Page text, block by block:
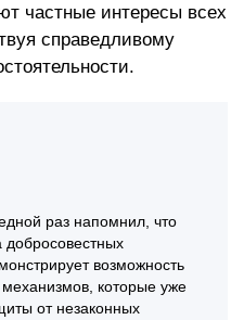
частные интересы всех
справедливому
раз напомнил, что
добросовестных
возможность
которые уже
от незаконных